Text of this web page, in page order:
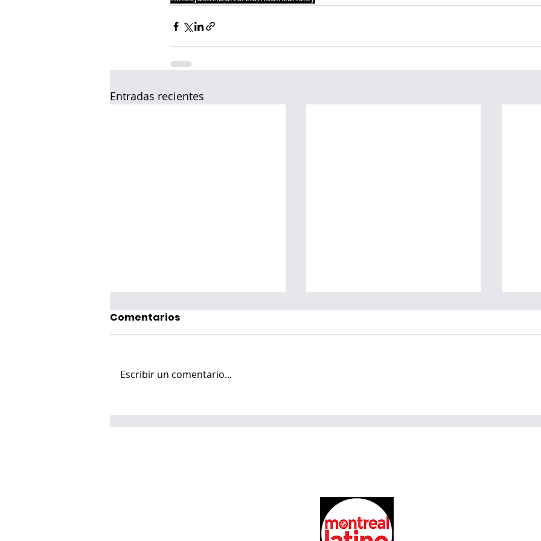
Entradas recientes
Mon Laferte cautiva a
miles de fans con su
¿Fin del recorrido para
Jean Pascal? Lafrenière
Comentarios
Escribir un comentario...